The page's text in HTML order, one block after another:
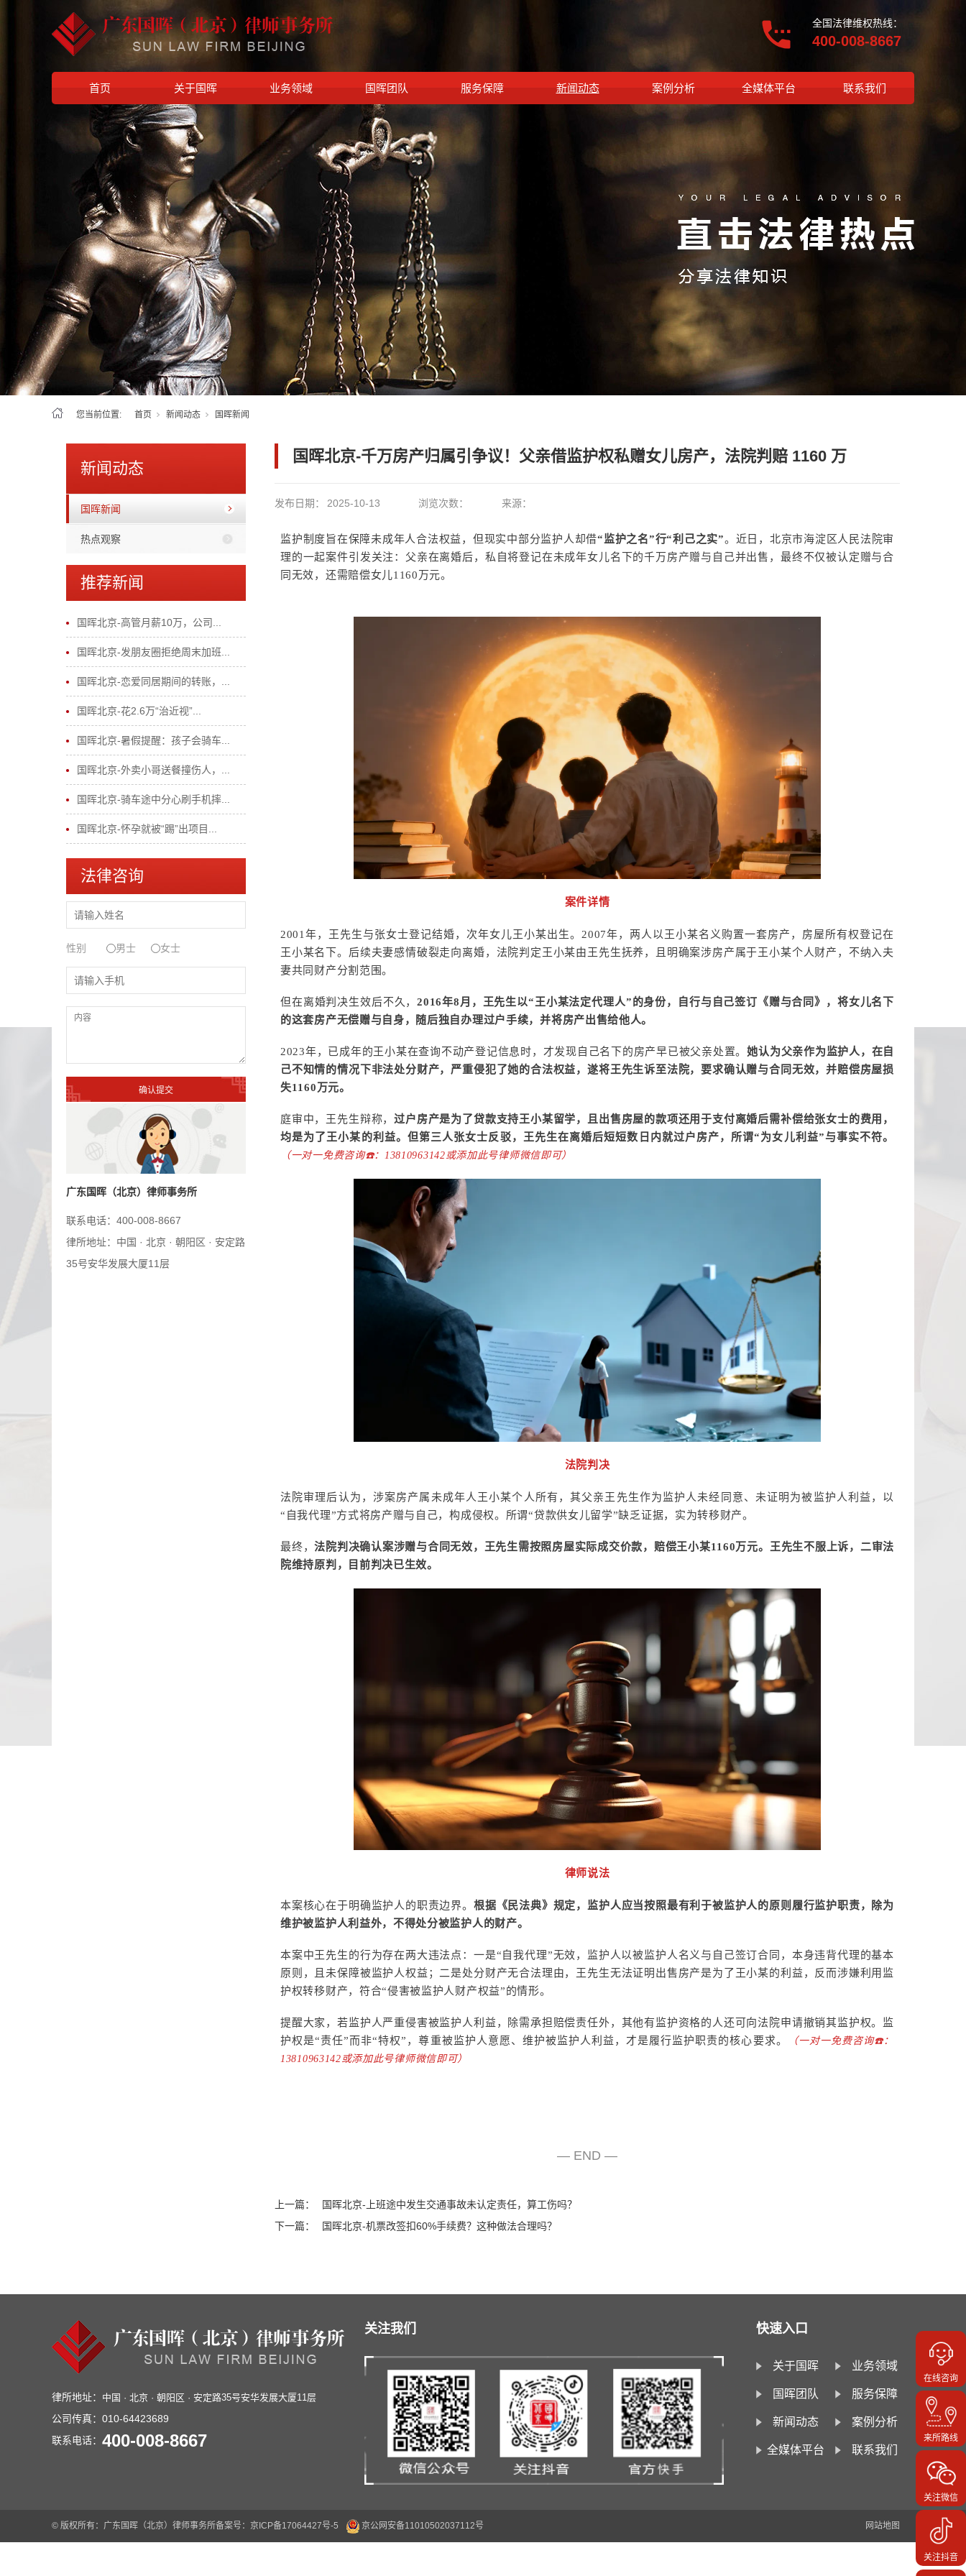
全国法律维权热线：
400-008-8667
首页 关于国晖 业务领域 国晖团队 服务保障 新闻动态 案例分析 全媒体平台 联系我们
您当前位置: 首页 新闻动态 国晖新闻
新闻动态
国晖新闻
热点观察
推荐新闻
国晖北京-高管月薪10万，公司...
国晖北京-发朋友圈拒绝周末加班...
国晖北京-恋爱同居期间的转账，...
国晖北京-花2.6万“治近视”...
国晖北京-暑假提醒：孩子会骑车...
国晖北京-外卖小哥送餐撞伤人，...
国晖北京-骑车途中分心刷手机摔...
国晖北京-怀孕就被“踢”出项目...
法律咨询
性别 男士 女士
广东国晖（北京）律师事务所
联系电话：400-008-8667
律所地址：中国 · 北京 · 朝阳区 · 安定路
35号安华发展大厦11层
国晖北京-千万房产归属引争议！父亲借监护权私赠女儿房产，法院判赔 1160 万
发布日期： 2025-10-13 浏览次数： 来源：
监护制度旨在保障未成年人合法权益，但现实中部分监护人却借“监护之名”行“利己之实”。近日，北京市海淀区人民法院审
理的一起案件引发关注：父亲在离婚后，私自将登记在未成年女儿名下的千万房产赠与自己并出售，最终不仅被认定赠与合
同无效，还需赔偿女儿1160万元。
案件详情
2001年，王先生与张女士登记结婚，次年女儿王小某出生。2007年，两人以王小某名义购置一套房产，房屋所有权登记在
王小某名下。后续夫妻感情破裂走向离婚，法院判定王小某由王先生抚养，且明确案涉房产属于王小某个人财产，不纳入夫
妻共同财产分割范围。
但在离婚判决生效后不久，2016年8月，王先生以“王小某法定代理人”的身份，自行与自己签订《赠与合同》，将女儿名下
的这套房产无偿赠与自身，随后独自办理过户手续，并将房产出售给他人。
2023年，已成年的王小某在查询不动产登记信息时，才发现自己名下的房产早已被父亲处置。她认为父亲作为监护人，在自
己不知情的情况下非法处分财产，严重侵犯了她的合法权益，遂将王先生诉至法院，要求确认赠与合同无效，并赔偿房屋损
失1160万元。
庭审中，王先生辩称，过户房产是为了贷款支持王小某留学，且出售房屋的款项还用于支付离婚后需补偿给张女士的费用，
均是为了王小某的利益。但第三人张女士反驳，王先生在离婚后短短数日内就过户房产，所谓“为女儿利益”与事实不符。
（一对一免费咨询☎️：13810963142或添加此号律师微信即可）
法院判决
法院审理后认为，涉案房产属未成年人王小某个人所有，其父亲王先生作为监护人未经同意、未证明为被监护人利益，以
“自我代理”方式将房产赠与自己，构成侵权。所谓“贷款供女儿留学”缺乏证据，实为转移财产。
最终，法院判决确认案涉赠与合同无效，王先生需按照房屋实际成交价款，赔偿王小某1160万元。王先生不服上诉，二审法
院维持原判，目前判决已生效。
律师说法
本案核心在于明确监护人的职责边界。 根据《民法典》规定，监护人应当按照最有利于被监护人的原则履行监护职责，除为
维护被监护人利益外，不得处分被监护人的财产。
本案中王先生的行为存在两大违法点：一是“自我代理”无效，监护人以被监护人名义与自己签订合同，本身违背代理的基本
原则，且未保障被监护人权益；二是处分财产无合法理由，王先生无法证明出售房产是为了王小某的利益，反而涉嫌利用监
护权转移财产，符合“侵害被监护人财产权益”的情形。
提醒大家，若监护人严重侵害被监护人利益，除需承担赔偿责任外，其他有监护资格的人还可向法院申请撤销其监护权。监
护权是“责任”而非“特权”，尊重被监护人意愿、维护被监护人利益，才是履行监护职责的核心要求。
（一对一免费咨询☎️：
13810963142或添加此号律师微信即可）
— END —
上一篇：
国晖北京-上班途中发生交通事故未认定责任，算工伤吗？
下一篇：
国晖北京-机票改签扣60%手续费？这种做法合理吗？
律所地址： 中国 · 北京 · 朝阳区 · 安定路35号安华发展大厦11层
公司传真： 010-64423689
联系电话： 400-008-8667
关注我们 快速入口
关于国晖 业务领域
国晖团队 服务保障
新闻动态 案例分析
全媒体平台 联系我们
© 版权所有：广东国晖（北京）律师事务所备案号：京ICP备17064427号-5 京公网安备11010502037112号 网站地图
在线咨询
来所路线
关注微信
关注抖音